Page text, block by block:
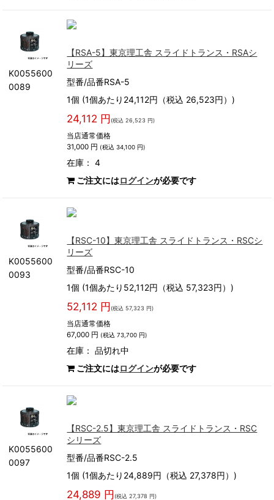
K0055600
0089
【RSA-5】東京理工舎 スライドトランス・RSAシ
リーズ
型番/品番RSA-5
1個 (1個あたり24,112円（税込 26,523円）)
24,112 円 (税込 26,523 円)
当店通常価格
31,000 円 (税込 34,100 円)
在庫： 4
ご注文にはログインが必要です
K0055600
0093
【RSC-10】東京理工舎 スライドトランス・RSCシ
リーズ
型番/品番RSC-10
1個 (1個あたり52,112円（税込 57,323円）)
52,112 円 (税込 57,323 円)
当店通常価格
67,000 円 (税込 73,700 円)
在庫：品切れ中
ご注文にはログインが必要です
K0055600
0097
【RSC-2.5】東京理工舎 スライドトランス・RSC
シリーズ
型番/品番RSC-2.5
1個 (1個あたり24,889円（税込 27,378円）)
24,889 円 (税込 27,378 円)